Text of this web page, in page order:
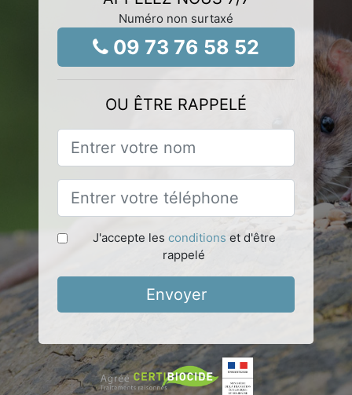
Numéro non surtaxé
09 73 76 58 52
OU ÊTRE RAPPELÉ
J'accepte les conditions et d'être
rappelé
Envoyer